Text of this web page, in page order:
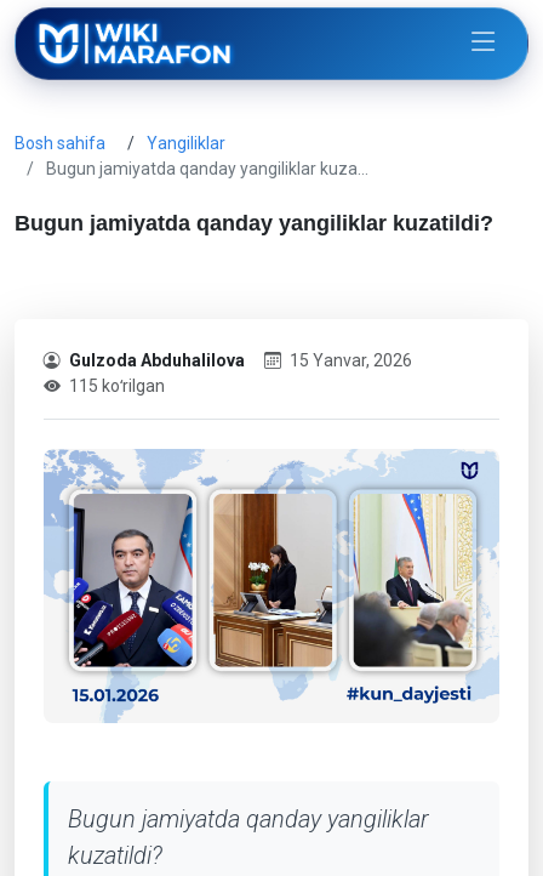
Bosh sahifa
Yangiliklar
Bugun jamiyatda qanday yangiliklar kuza…
Bugun jamiyatda qanday yangiliklar kuzatildi?
Gulzoda Abduhalilova
15 Yanvar, 2026
115 koʻrilgan
Bugun jamiyatda qanday yangiliklar
kuzatildi?